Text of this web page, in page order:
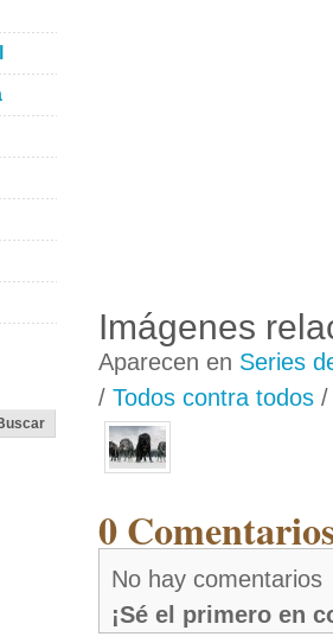
Imágenes
Aparecen en Series
/ Todos contra todos
0
No hay comentarios
¡Sé el primero en